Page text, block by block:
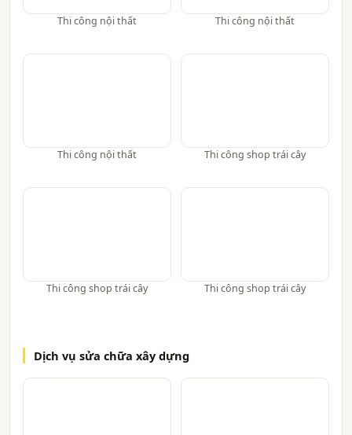
Thi công nội thất Thi công nội thất
Thi công nội thất Thi công shop trái cây
Thi công shop trái cây Thi công shop trái cây
Dịch vụ sửa chữa xây dựng